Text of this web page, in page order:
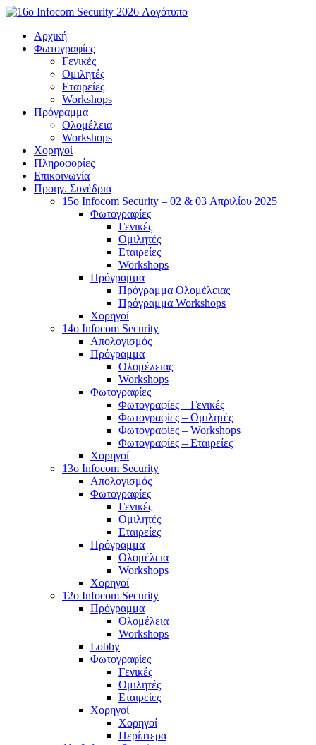
Μετάβαση
περιεχόμενο
Αρχική
Φωτογραφίες
Γενικές
Ομιλητές
Εταιρείες
Workshops
Πρόγραμμα
Ολομέλεια
Workshops
Χορηγοί
Πληροφορίες
Επικοινωνία
Προηγ. Συνέδρια
15o Infocom Security – 02 & 03 Απριλίου 2025
Φωτογραφίες
Γενικές
Ομιλητές
Εταιρείες
Workshops
Πρόγραμμα
Πρόγραμμα Ολομέλειας
Πρόγραμμα Workshops
Χορηγοί
14o Infocom Security
Απολογισμός
Πρόγραμμα
Ολομέλειας
Workshops
Φωτογραφίες
Φωτογραφίες – Γενικές
Φωτογραφίες – Ομιλητές
Φωτογραφίες – Workshops
Φωτογραφίες – Εταιρείες
Χορηγοί
13o Infocom Security
Απολογισμός
Φωτογραφίες
Γενικές
Ομιλητές
Εταιρείες
Πρόγραμμα
Ολομέλεια
Workshops
Χορηγοί
12o Infocom Security
Πρόγραμμα
Ολομέλεια
Workshops
Lobby
Φωτογραφίες
Γενικές
Ομιλητές
Εταιρείες
Χορηγοί
Χορηγοί
Περίπτερα